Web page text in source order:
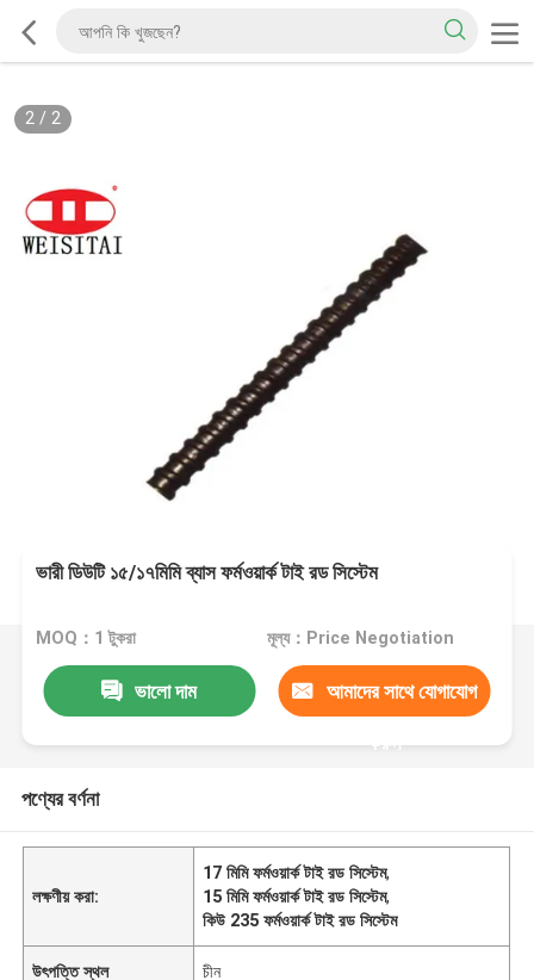
2/ 2
ভারী ডিউটি ১৫/১৭মিমি ব্যাস ফর্মওয়ার্ক টাই রড সিস্টেম
MOQ：1 টুকরা মূল্য：Price Negotiation
ভালো দাম আমাদের সাথে যোগাযোগ
করুন
পণ্যের বর্ণনা
লক্ষণীয় করা:
17 মিমি ফর্মওয়ার্ক টাই রড সিস্টেম,
15 মিমি ফর্মওয়ার্ক টাই রড সিস্টেম,
কিউ 235 ফর্মওয়ার্ক টাই রড সিস্টেম
উৎপত্তি স্থল চীন